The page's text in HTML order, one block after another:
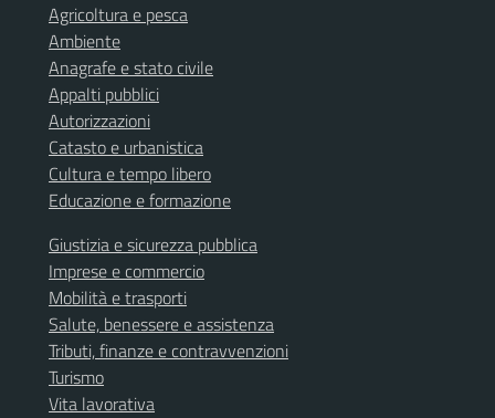
Agricoltura e pesca
Ambiente
Anagrafe e stato civile
Appalti pubblici
Autorizzazioni
Catasto e urbanistica
Cultura e tempo libero
Educazione e formazione
Giustizia e sicurezza pubblica
Imprese e commercio
Mobilità e trasporti
Salute, benessere e assistenza
Tributi, finanze e contravvenzioni
Turismo
Vita lavorativa